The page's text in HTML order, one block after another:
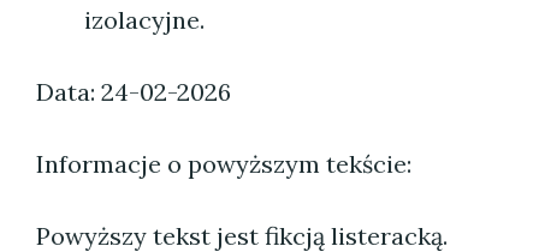
izolacyjne.
Data: 24-02-2026
Informacje o powyższym tekście:
Powyższy tekst jest fikcją listeracką.